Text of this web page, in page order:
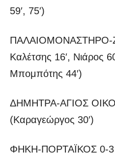
59′, 75′)
ΠΑΛΑΙΟΜΟΝΑΣΤΗΡΟ-
Καλέτσης 16′, Νιάρος
Μπομπότης 44′)
ΔΗΜΗΤΡΑ-ΑΓΙΟΣ
(Καραγεώργος 30′)
ΦΗΚΗ-ΠΟΡΤΑΪΚΟΣ 0-3